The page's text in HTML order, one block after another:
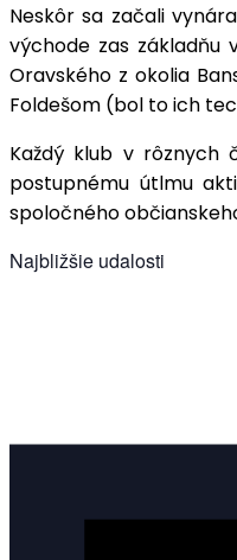
Neskôr sa začali
východe zas základňu
Oravského z okolia
Foldešom (bol to ich
Každý klub v rôznych
postupnému útlmu
spoločného
Najbližšie udalosti